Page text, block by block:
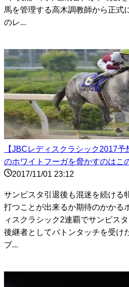
馬を管理する高木調教師から正式
のレ...
【JBCレディスクラシック2017
のホワイトフーガを脅かすのはこ
2017/11/01 23:12
サンビスタ引退後も混迷を続ける
打つことが出来るか期待のかかる
ィスクラシック2連覇でサンビス
後継者としてバトンタッチを受け
ブ...